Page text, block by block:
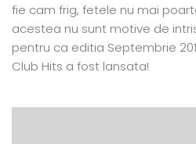
fie cam frig, fetele nu mai
acestea nu sunt motive de
pentru ca editia Septembrie
Club Hits a fost lansata!